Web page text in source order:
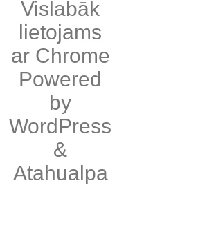
Vislabāk
lietojams
ar Chrome
Powered
by
WordPress
&
Atahualpa